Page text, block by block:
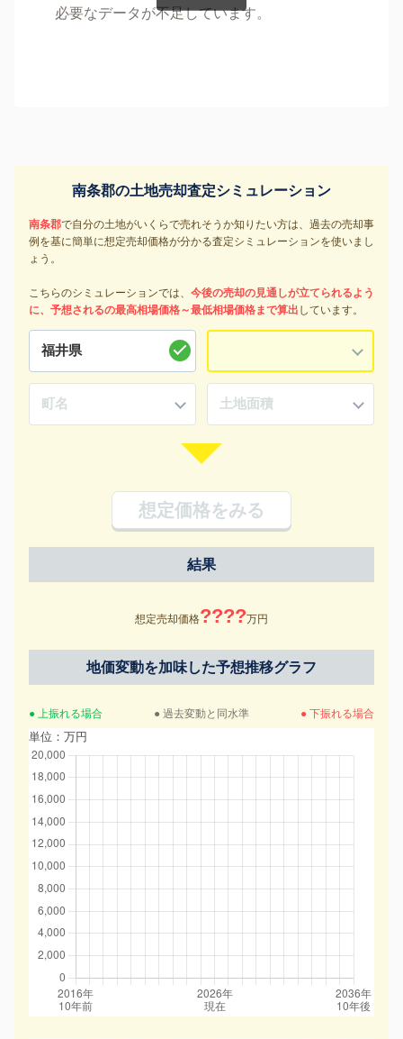
必要なデータが不足しています。
南条郡の土地売却査定シミュレーション
南条郡で自分の土地がいくらで売れそうか知りたい方は、過去の売却事
例を基に簡単に想定売却価格が分かる査定シミュレーションを使いまし
ょう。
こちらのシミュレーションでは、 今後の売却の見通しが立てられるよう
に、予想されるの最高相場価格～最低相場価格まで算出 しています。
想定価格をみる
結果
想定売却価格????万円
地価変動を加味した予想推移グラフ
● 上振れる場合 ● 過去変動と同水準 ● 下振れる場合
単位：万円